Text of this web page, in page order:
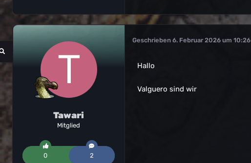
Tawari
Mitglied
0 2
Geschrieben 6. Februar 2026 um 10:26
Hallo
Valguero sind wir